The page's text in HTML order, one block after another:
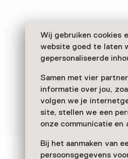
Wij gebruiken cookies
website goed te laten
gepersonaliseerde
Samen met vier
informatie over jou,
volgen we je
site, stellen we een
onze communicatie
Bij het aanmaken van
persoonsgegevens